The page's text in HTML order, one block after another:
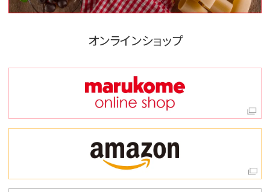
オンラインショップ